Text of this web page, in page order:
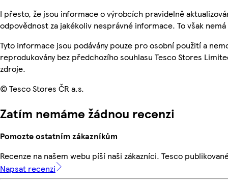
I přesto, že jsou informace o výrobcích pravidelně
odpovědnost za jakékoliv nesprávné informace. To však
Tyto informace jsou podávány pouze pro osobní použití a
reprodukovány bez předchozího souhlasu Tesco Stores
zdroje.
© Tesco Stores ČR a.s.
Zatím nemáme žádnou recenzi
Pomozte ostatním zákazníkům
Recenze na našem webu píší naši zákazníci. Tesco
Napsat recenzi